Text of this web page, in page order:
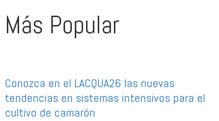
Más Popular
Conozca en el LACQUA26 las nuevas
tendencias en sistemas intensivos para el
cultivo de camarón